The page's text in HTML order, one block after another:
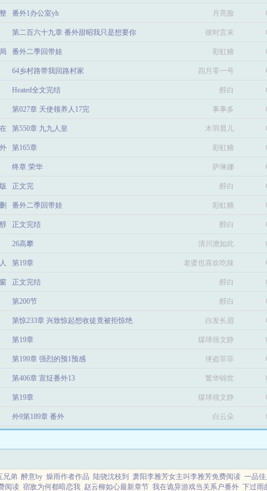
番外1办公室yh 月亮脸
第二百六十九章 番外甜昭我只是想要你 彼时言末
番外二季回带娃 彩虹糖
64乡村路带我回路村家 四月零一号
Heated全文完结 醇白
第027章 天使领养人17完 事事多
第550章 九九人皇 木羽晨儿
第165章 彩虹糖
终章 荣华 萨琳娜
正文完 醇白
番外二季回带娃 彩虹糖
正文完结 醇白
26高攀 清川澹如此
第19章 老婆也喜欢吃辣
椒
正文完结 醇白
第200节 醇白
第惊233章 兴致惊起想收徒竟被拒惊绝 白发长眉
第19章 煤球很文静
第199章 强烈的预1预感 侠盗菲菲
第406章 宣炡番外13 繁华锦世
第19章 煤球很文静
外9第189章 番外 白云朵
兄弟 醉意by 燥雨作者作品 陆骁沈枝到 萧阳李雅芳女主叫李雅芳免费阅读 一品
阅读 宿敌为何都暗恋我 赵云柳如心最新章节 我在诡异游戏当关系户番外 下过雨